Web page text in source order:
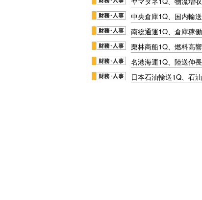
中央倉庫1Q、国内輸
南総通運1Q、倉庫稼
栗林商船1Q、燃料高
名港海運1Q、陸送伸
日本石油輸送1Q、石